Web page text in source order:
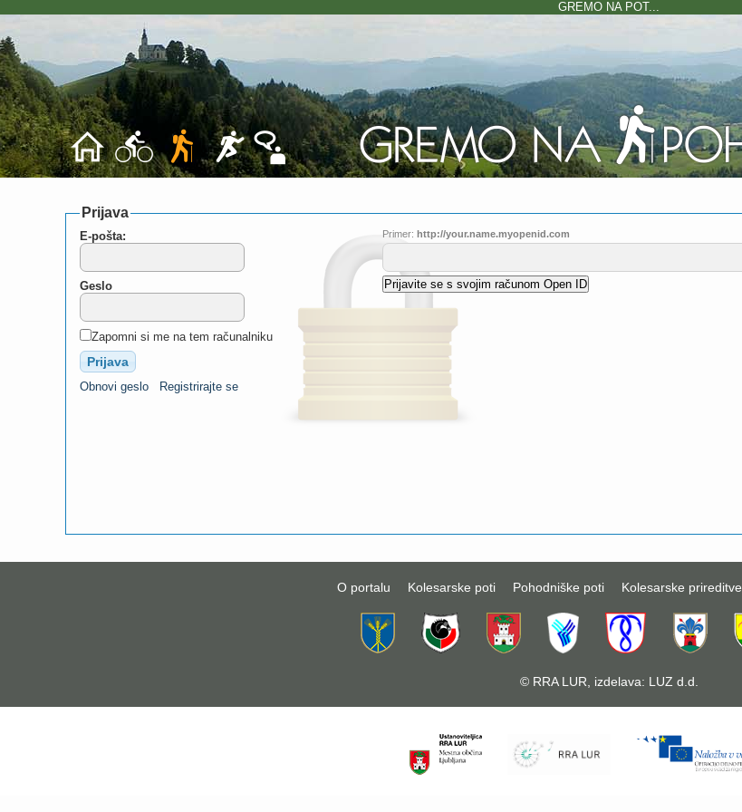
GREMO NA POT...
Prijava
E-pošta:
Geslo
Zapomni si me na tem računalniku
Obnovi geslo Registrirajte se
Primer: http://your.name.myopenid.com
O portalu Kolesarske poti Pohodniške poti Kolesarske prireditve
© RRA LUR , izdelava: LUZ d.d.